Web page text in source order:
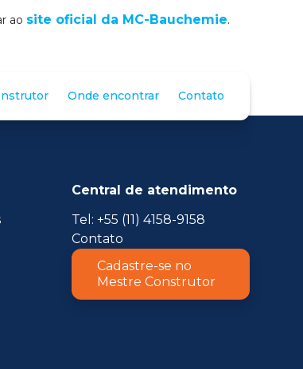
ao site oficial da MC-Bauchemie.
Onde encontrar Contato
Central de atendimento
Tel: +55 (11) 4158-9158
Contato
Cadastre-se no
Mestre Construtor